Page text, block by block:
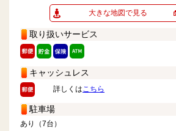
大きな地図で見る
取り扱いサービス
キャッシュレス
詳しくはこちら
駐車場
あり（7台）